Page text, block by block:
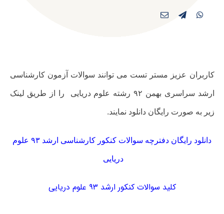
کاربران عزیز مستر تست می توانند سوالات آزمون کارشناسی
ارشد سراسری بهمن ۹۲ رشته علوم دریایی را از طریق لینک
زیر به صورت رایگان دانلود نمایند.
دانلود رایگان دفترچه سوالات کنکور کارشناسی ارشد ۹۳ علوم
دریایی
کلید سوالات کنکور ارشد ۹۳ علوم دریایی